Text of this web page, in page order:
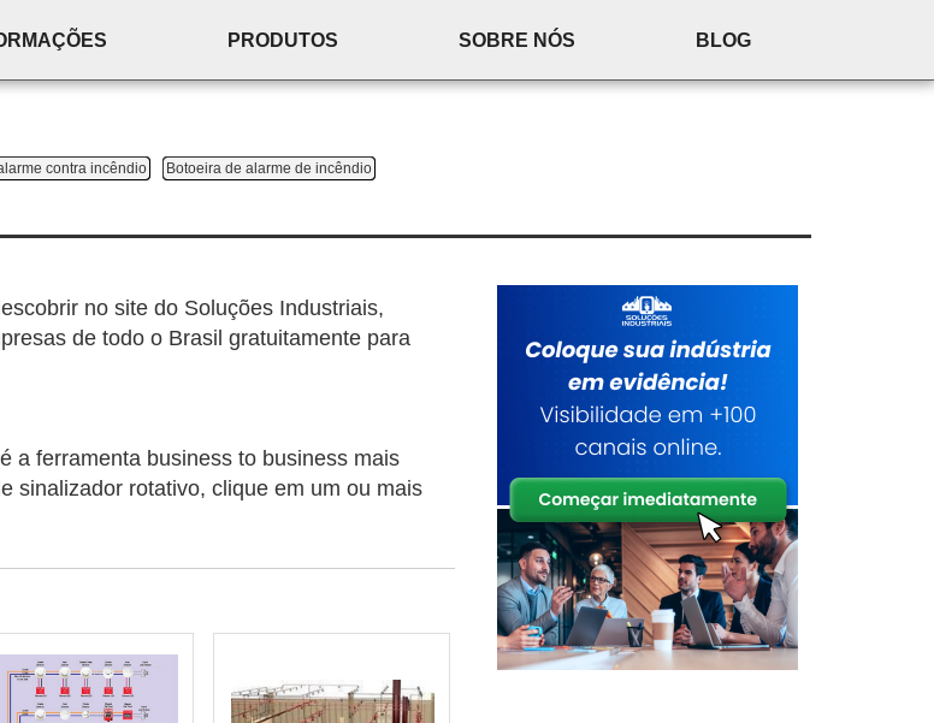
PRODUTOS SOBRE NÓS BLOG
contra incêndio Botoeira de alarme de incêndio
no site do Soluções Industriais,
de todo o Brasil gratuitamente para
a ferramenta business to business mais
sinalizador rotativo, clique em um ou mais